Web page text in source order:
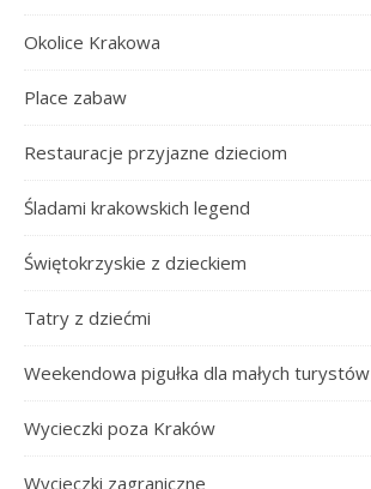
Okolice Krakowa
Place zabaw
Restauracje przyjazne dzieciom
Śladami krakowskich legend
Świętokrzyskie z dzieckiem
Tatry z dziećmi
Weekendowa pigułka dla małych turystów
Wycieczki poza Kraków
Wycieczki zagraniczne